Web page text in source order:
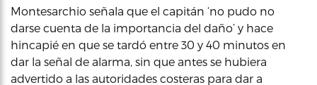
Montesarchio señala que el capitán ‘no pudo no
darse cuenta de la importancia del daño’ y hace
hincapié en que se tardó entre 30 y 40 minutos en
dar la señal de alarma, sin que antes se hubiera
advertido a las autoridades costeras para dar a